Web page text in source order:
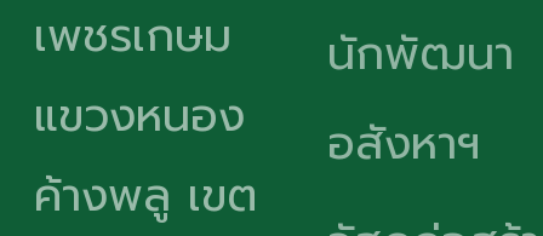
เพชรเกษม
แขวงหนอง
ค้างพลู เขต
นักพัฒนา
อสังหาฯ